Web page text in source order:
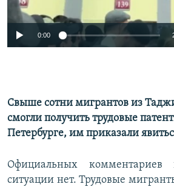
Auto 240p 360p
720p
0:00
Свыше сотни мигрантов из
смогли получить трудовые
Петербурге, им приказали
Официальных комментариев
ситуации нет. Трудовые